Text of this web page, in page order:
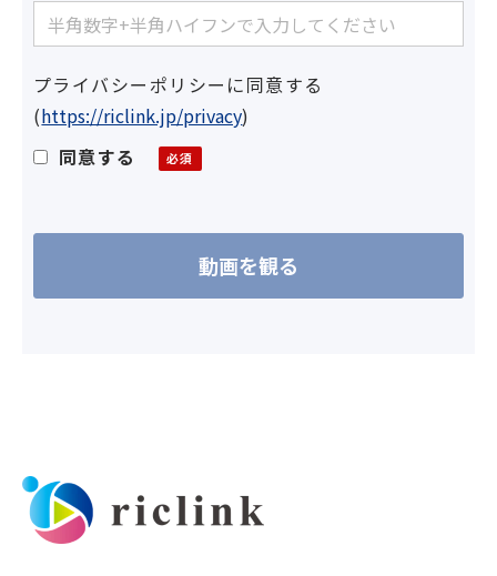
プライバシーポリシーに同意する
(https://riclink.jp/privacy)
同意する